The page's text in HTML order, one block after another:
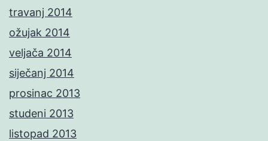
travanj 2014
ožujak 2014
veljača 2014
siječanj 2014
prosinac 2013
studeni 2013
listopad 2013